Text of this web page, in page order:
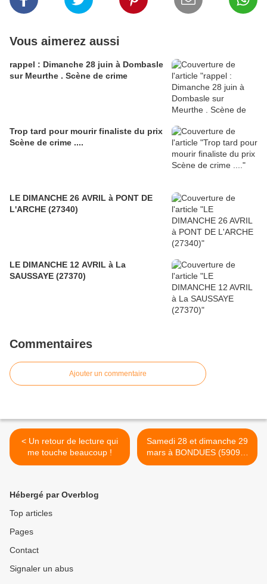
Vous aimerez aussi
rappel : Dimanche 28 juin à Dombasle
sur Meurthe . Scène de crime
Trop tard pour mourir finaliste du prix
Scène de crime ....
LE DIMANCHE 26 AVRIL à PONT DE
L'ARCHE (27340)
LE DIMANCHE 12 AVRIL à La
SAUSSAYE (27370)
Commentaires
Ajouter un commentaire
< Un retour de lecture qui
me touche beaucoup !
Samedi 28 et dimanche 29
mars à BONDUES (59090)
>
Hébergé par Overblog
Top articles
Pages
Contact
Signaler un abus